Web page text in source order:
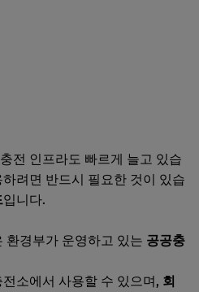
전 인프라도 빠르게 늘고 있습
려면 반드시 필요한 것이 있습
입니다.
환경부가 운영하고 있는 공공충
소에서 사용할 수 있으며, 회